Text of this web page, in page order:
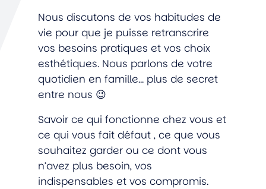
Nous discutons de vos habitudes de
vie pour que je puisse retranscrire
vos besoins pratiques et vos choix
esthétiques. Nous parlons de votre
quotidien en famille… plus de secret
entre nous 😉
Savoir ce qui fonctionne chez vous et
ce qui vous fait défaut , ce que vous
souhaitez garder ou ce dont vous
n’avez plus besoin, vos
indispensables et vos compromis.